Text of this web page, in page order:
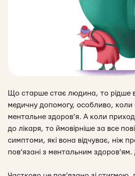
Що старше стає людина, то рідше
медичну допомогу, особливо, коли
ментальне здоров’я. А коли
до лікаря, то ймовірніше за все
симптоми, які вона відчуває, ніж
пов’язані з ментальним здоров’ям.